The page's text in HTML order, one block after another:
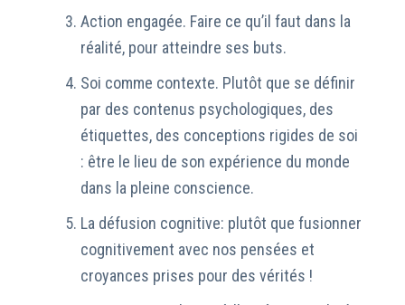
Action engagée. Faire ce qu’il faut dans la
réalité, pour atteindre ses buts.
Soi comme contexte. Plutôt que se définir
par des contenus psychologiques, des
étiquettes, des conceptions rigides de soi
: être le lieu de son expérience du monde
dans la pleine conscience.
La défusion cognitive: plutôt que fusionner
cognitivement avec nos pensées et
croyances prises pour des vérités !